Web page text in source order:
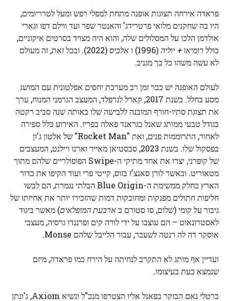
פראדה אירחה תצוגות אופנה מתחת למפלי רפש ומעל לטרריומים,
היו בה שחקנים מלואי פרטרידג' והאנטר שפר ועד ווילם דפו וגארי
אולדמן הלכו על המסלולים שלה, והוא היה מצויד בסרטים איקוניים,
כוללרומיאו + יוליה(1996) ו אלביס
(2022). ובכל זאת, זה מעולם
לא עשה משהו כל כך מגניב.
לעולם האופנה יש כבר זמן רב מערכת יחסים אפלטונית עם המושג
מסע בחלל. בשנת 2017, קארל לגרפלד, המעצב הגרמני המנוח, ערך
את תצוגת סתיו-חורף המוכנה ללבישה שלו באותה שנה סביב רקטה
בגודל טבעי ממותג שאנל בגראנד פאלה בפריז. האירוע כלל ספירה
לאחור, התרוממות פנים, ואת "Rocket Man" של אלטון ג'ון
בפסקול שלו. בשנת 2023, סבסטיאן מאייר וארנו ויילנט, המעצבים
של קופרני, יצרו את אחד מתיקי ה-Swipe הפופולריים שלהם מתוך
מטאוריט. וכאשר לורן סאנצ'ז בזוס, קייטי פרי ועוד הקיפו את כדור
הארץ כחלק ממשימת ה-Blue Origin הבלתי נגמרת, הם לבשו
חליפות חתולים מפנקות ומחובקות דמות שהזכירו יותר את אחיזתו של
גיבור על קומי (שלום, סו סטורם בארבעת המופלאים) מאשר ביגוד
לאסטרונאוט – הם עוצבו על ידי לורה קים ופרננדו גרסיה, מעצבי
אוסקר דה לה רנטה לשעבר, עבור הלייבל שלהם Monse.
ועדיין אף מותג לא התקרב לנחיתה על הירח כמו פראדה, מיזם
שנמצא כעת בעיצומו.
ברטלי נאם הבוקר בפאנל אליו הצטרפו מנכ"ל ונשיא Axiom, ג'ונתן